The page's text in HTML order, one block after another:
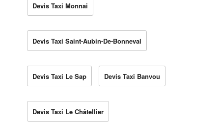
Devis Taxi Monnai
Devis Taxi Saint-Aubin-De-Bonneval
Devis Taxi Le Sap Devis Taxi Banvou
Devis Taxi Le Châtellier